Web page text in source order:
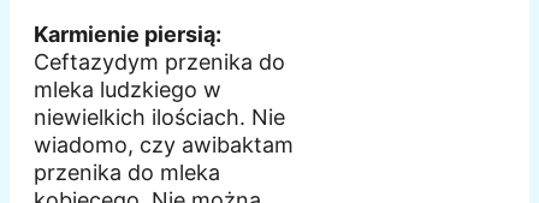
Karmienie piersią:
Ceftazydym przenika do
mleka ludzkiego w
niewielkich ilościach. Nie
wiadomo, czy awibaktam
przenika do mleka